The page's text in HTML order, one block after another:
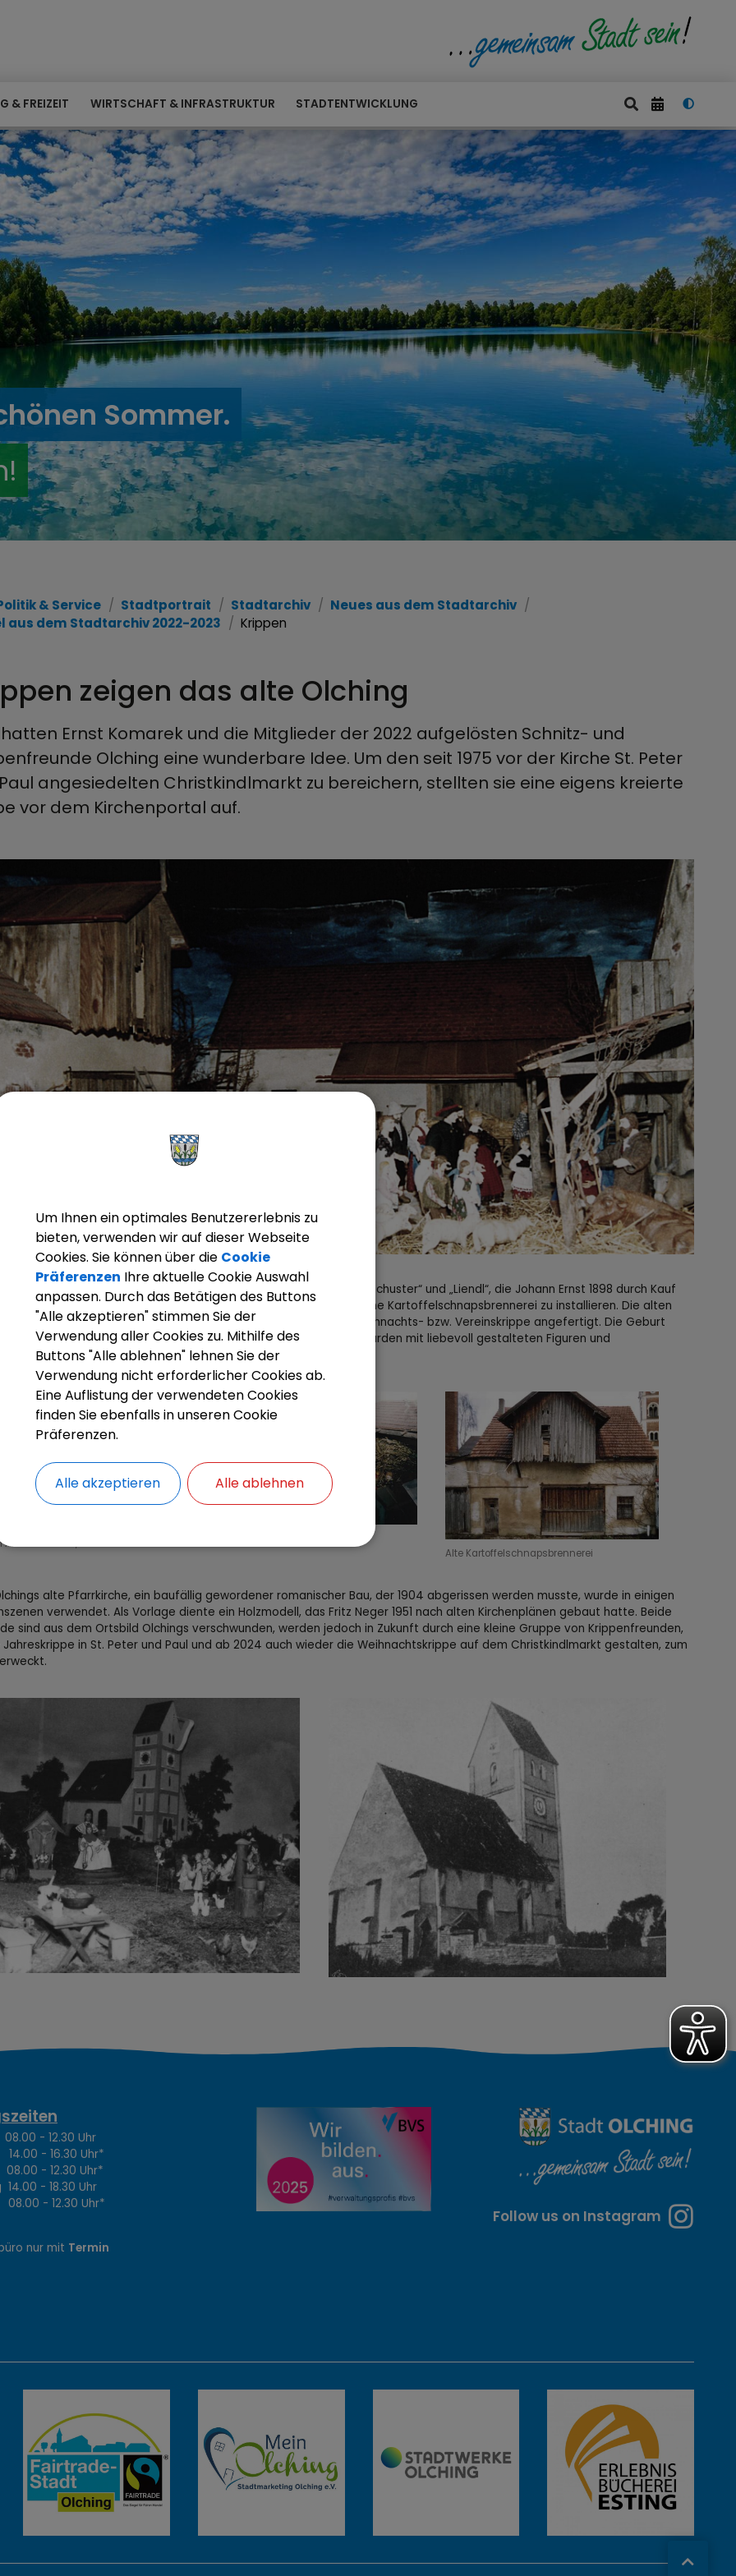
& FREIZEIT WIRTSCHAFT & INFRASTRUKTUR STADTENTWICKLUNG
Sommer.
& Service Stadtportrait Stadtarchiv
Neues aus dem Stadtarchiv
aus dem Stadtarchiv 2022-2023
Krippen
zeigen das alte Olching
hatten Ernst Komarek und die Mitglieder der 2022 aufgelösten Schnitz- und
Olching eine wunderbare Idee. Um den seit 1975 vor der Kirche St. Peter
angesiedelten Christkindlmarkt zu bereichern, stellten sie eine eigens kreierte
vor dem Kirchenportal auf.
wählten sie die ehemaligen landwirtschaftlichen Anwesen „Langschuster“ und „Liendl“, die Johann Ernst 1898 durch Kauf
erworben hatte um dort im Jahr 1902 unter anderem auch eine Kartoffelschnapsbrennerei zu installieren. Die alten
hinter der Kirche wurden maßstabsgetreu als Kulisse für die Weihnachts- bzw. Vereinskrippe angefertigt. Die Geburt
Erntedank oder auch eine Szene aus dem Leben Albert Kolpings wurden mit liebevoll gestalteten Figuren und
in heimatlichem Lokalkolorit dargestellt.
Ernst, 1987
Alte Kartoffelschnapsbrennerei
alte Pfarrkirche, ein baufällig gewordener romanischer Bau, der 1904 abgerissen werden musste, wurde in einigen
verwendet. Als Vorlage diente ein Holzmodell, das Fritz Neger 1951 nach alten Kirchenplänen gebaut hatte. Beide
sind aus dem Ortsbild Olchings verschwunden, werden jedoch in Zukunft durch eine kleine Gruppe von Krippenfreunden,
Jahreskrippe in St. Peter und Paul und ab 2024 auch wieder die Weihnachtskrippe auf dem Christkindlmarkt gestalten, zum
- 12.30 Uhr
- 16.30 Uhr*
- 12.30 Uhr*
- 18.30 Uhr
- 12.30 Uhr*
nur mit Termin
Follow us on Instagram
Um Ihnen ein optimales Benutzererlebnis zu
bieten, verwenden wir auf dieser Webseite
Cookies. Sie können über die Cookie
Präferenzen Ihre aktuelle Cookie Auswahl
anpassen. Durch das Betätigen des Buttons
"Alle akzeptieren" stimmen Sie der
Verwendung aller Cookies zu. Mithilfe des
Buttons "Alle ablehnen" lehnen Sie der
Verwendung nicht erforderlicher Cookies ab.
Eine Auflistung der verwendeten Cookies
finden Sie ebenfalls in unseren Cookie
Präferenzen.
Alle akzeptieren Alle ablehnen